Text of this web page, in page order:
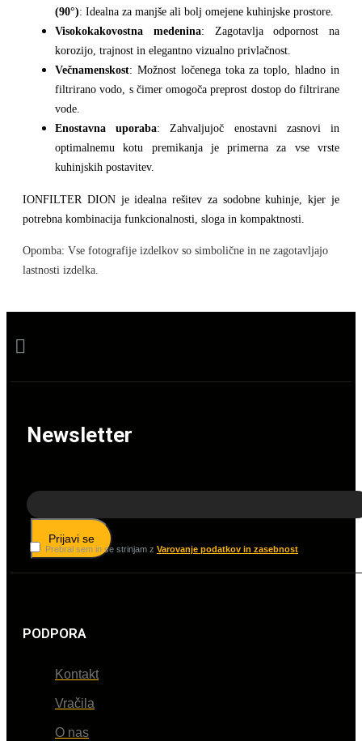
(90°): Idealna za manjše ali bolj omejene kuhinjske prostore.
Visokokakovostna medenina: Zagotavlja odpornost na
korozijo, trajnost in elegantno vizualno privlačnost.
Večnamenskost: Možnost ločenega toka za toplo, hladno in
filtrirano vodo, s čimer omogoča preprost dostop do filtrirane
vode.
Enostavna uporaba: Zahvaljujoč enostavni zasnovi in
optimalnemu kotu premikanja je primerna za vse vrste
kuhinjskih postavitev.
IONFILTER DION je idealna rešitev za sodobne kuhinje, kjer je
potrebna kombinacija funkcionalnosti, sloga in kompaktnosti.
Opomba: Vse fotografije izdelkov so simbolične in ne zagotavljajo
lastnosti izdelka.
Newsletter
Prijavi se
Prebral sem in se strinjam z Varovanje podatkov in zasebnost
PODPORA
Kontakt
Vračila
O nas